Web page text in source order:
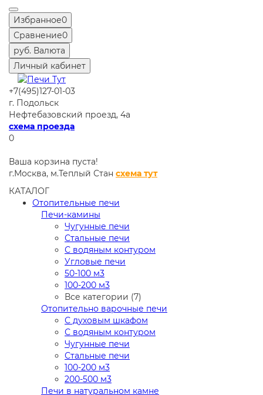
Избранное0
Сравнение0
руб. Валюта
Личный кабинет
+7(495)127-01-03
г. Подольск
Нефтебазовский проезд, 4а
схема проезда
0
Ваша корзина пуста!
г.Москва, м.Теплый Стан схема тут
КАТАЛОГ
Отопительные печи
Печи-камины
Чугунные печи
Стальные печи
С водяным контуром
Угловые печи
50-100 м3
100-200 м3
Все категории (7)
Отопительно варочные печи
С духовым шкафом
С водяным контуром
Чугунные печи
Стальные печи
100-200 м3
200-500 м3
Печи в натуральном камне